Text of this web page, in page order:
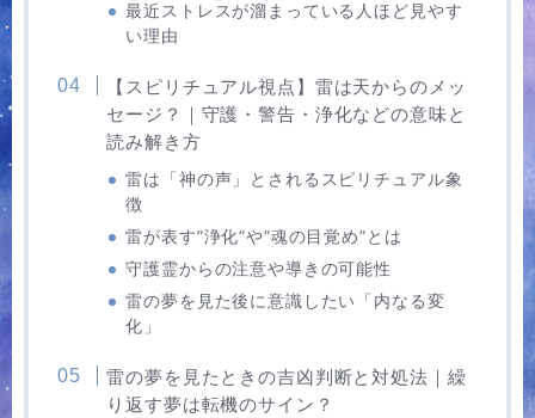
最近ストレスが溜まっている人ほど見やす
い理由
【スピリチュアル視点】雷は天からのメッ
セージ？｜守護・警告・浄化などの意味と
読み解き方
雷は「神の声」とされるスピリチュアル象
徴
雷が表す”浄化”や”魂の目覚め”とは
守護霊からの注意や導きの可能性
雷の夢を見た後に意識したい「内なる変
化」
雷の夢を見たときの吉凶判断と対処法｜繰
り返す夢は転機のサイン？